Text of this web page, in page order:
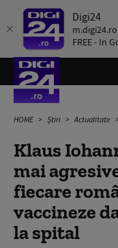
Digi24
m.digi24.ro
FREE - In
HOME Știri Actualitate
Klaus
mai
fiecare
vaccineze
la spital